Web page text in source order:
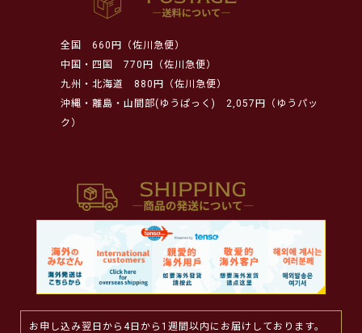
全国
660円（佐川急便）
中国・四国
770円（佐川急便）
九州・北海道
880円（佐川急便）
沖縄・離島・山間部(ゆうぱっく)
2,057円（ゆうパッ
ク）
お申し込み翌日から4日から1週間以内にお届けしております。